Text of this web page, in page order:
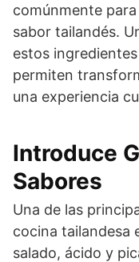
comúnmente
sabor tailandés.
estos
permiten
una experiencia
Introduce
Sabores
Una de las
cocina tailandesa
salado, ácido y